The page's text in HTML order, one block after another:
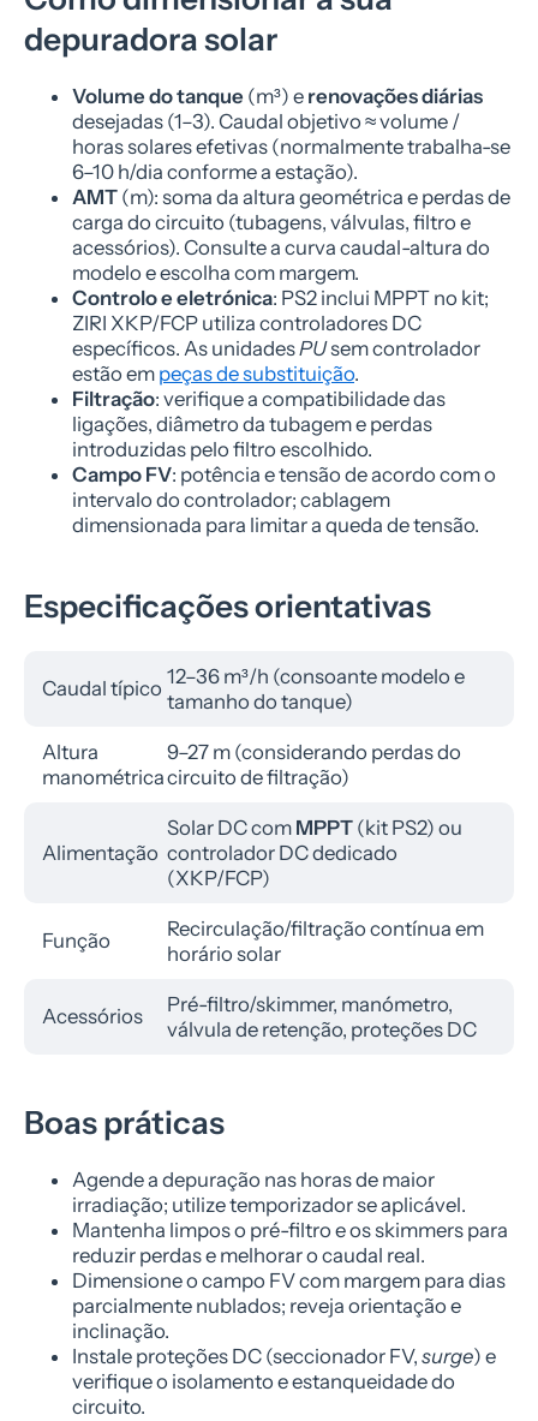
depuradora solar
Volume do tanque (m³) e renovações diárias
desejadas (1–3). Caudal objetivo ≈ volume /
horas solares efetivas (normalmente trabalha-se
6–10 h/dia conforme a estação).
AMT (m): soma da altura geométrica e perdas de
carga do circuito (tubagens, válvulas, filtro e
acessórios). Consulte a curva caudal-altura do
modelo e escolha com margem.
Controlo e eletrónica: PS2 inclui MPPT no kit;
ZIRI XKP/FCP utiliza controladores DC
específicos. As unidadesPUsem controlador
estão em peças de substituição.
Filtração: verifique a compatibilidade das
ligações, diâmetro da tubagem e perdas
introduzidas pelo filtro escolhido.
Campo FV: potência e tensão de acordo com o
intervalo do controlador; cablagem
dimensionada para limitar a queda de tensão.
Especificações orientativas
Caudal típico 12–36 m³/h (consoante modelo e
tamanho do tanque)
Altura
manométrica
9–27 m (considerando perdas do
circuito de filtração)
Alimentação
Solar DC com MPPT (kit PS2) ou
controlador DC dedicado
(XKP/FCP)
Função
Recirculação/filtração contínua em
horário solar
Acessórios
Pré-filtro/skimmer, manómetro,
válvula de retenção, proteções DC
Boas práticas
Agende a depuração nas horas de maior
irradiação; utilize temporizador se aplicável.
Mantenha limpos o pré-filtro e os skimmers para
reduzir perdas e melhorar o caudal real.
Dimensione o campo FV com margem para dias
parcialmente nublados; reveja orientação e
inclinação.
Instale proteções DC (seccionador FV, surge) e
verifique o isolamento e estanqueidade do
circuito.